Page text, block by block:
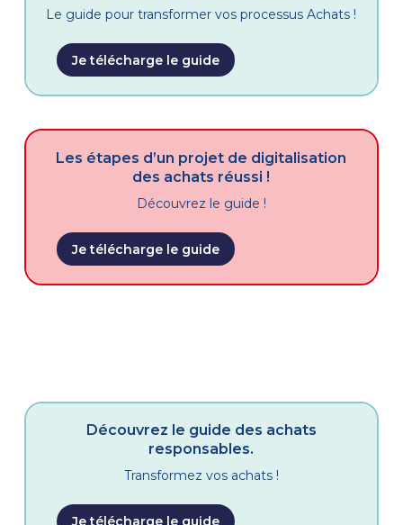
Le guide pour transformer vos processus Achats !
Je télécharge le guide
Les étapes d’un projet de digitalisation
des achats réussi !
Découvrez le guide !
Je télécharge le guide
Découvrez le guide des achats
responsables.
Transformez vos achats !
Je télécharge le guide